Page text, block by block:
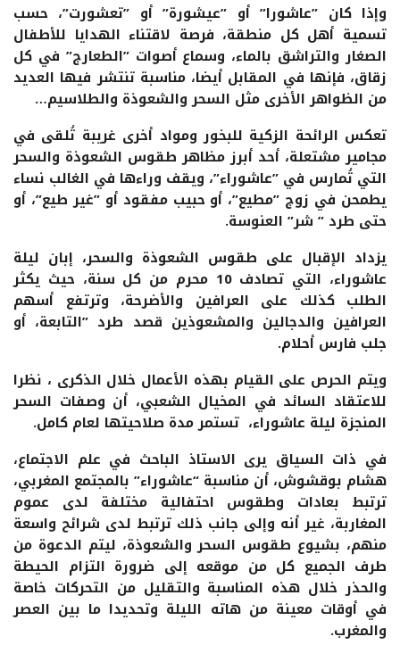
وإذا كان ”عاشورا” أو ”عيشورة” أو ”تعشورت”، حسب
تسمية أهل كل منطقة، فرصة لاقتناء الهدايا للأطفال
الصغار والتراشق بالماء، وسماع أصوات ”الطعارج” في كل
زقاق، فإنها في المقابل أيضا، مناسبة تنتشر فيها العديد
من الظواهر الأخرى مثل السحر والشعوذة والطلاسيم…
تعكس الرائحة الزكية للبخور ومواد أخرى غريبة تُلقى في
مجامير مشتعلة، أحد أبرز مظاهر طقوس الشعوذة والسحر
التي تُمارس في ”عاشوراء”، ويقف وراءها في الغالب نساء
يطمحن في زوج ”مطيع”، أو حبيب مفقود أو ”غير طيع”، أو
حتى طرد ” شر” العنوسة.
يزداد الإقبال على طقوس الشعوذة والسحر، إبان ليلة
عاشوراء، التي تصادف 10 محرم من كل سنة، حيث يكثر
الطلب كذلك على العرافين والأضرحة، وترتفع أسهم
العرافين والدجالين والمشعوذين قصد طرد ”التابعة، أو
جلب فارس أحلام.
ويتم الحرص على القيام بهذه الأعمال خلال الذكرى ، نظرا
للاعتقاد السائد في المخيال الشعبي، أن وصفات السحر
المنجزة ليلة عاشوراء، تستمر مدة صلاحيتها لعام كامل.
في ذات السياق يرى الاستاذ الباحث في علم الاجتماع،
هشام بوقشوش، أن مناسبة “عاشوراء” بالمجتمع المغربي،
ترتبط بعادات وطقوس احتفالية مختلفة لدى عموم
المغاربة، غير أنه وإلى جانب ذلك ترتبط لدى شرائح واسعة
منهم، بشيوع طقوس السحر والشعوذة، ليتم الدعوة من
طرف الجميع كل من موقعه إلى ضرورة التزام الحيطة
والحذر خلال هذه المناسبة والتقليل من التحركات خاصة
في أوقات معينة من هاته الليلة وتحديدا ما بين العصر
والمغرب.